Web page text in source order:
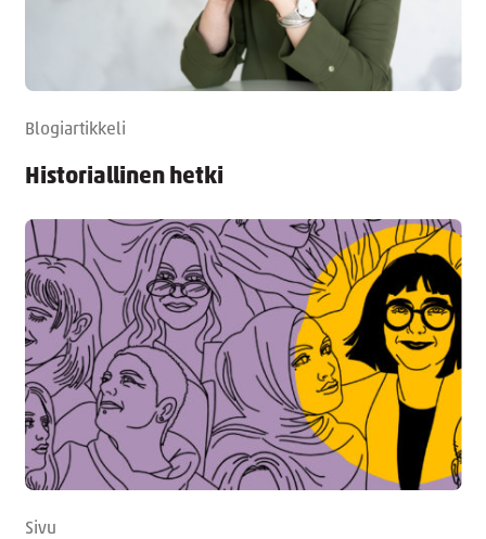
Blogiartikkeli
Historiallinen hetki
Sivu